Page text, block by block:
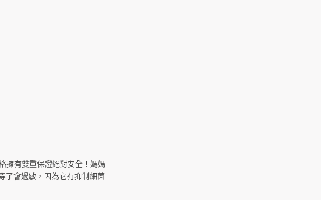
擁有雙重保證絕對安全！媽媽
了會過敏，因為它有抑制細菌